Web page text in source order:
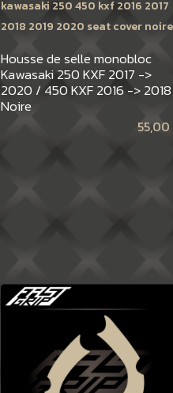
Housse de selle monobloc
Kawasaki 250 KXF 2017 ->
2020 / 450 KXF 2016 -> 2018
Noire
55,00